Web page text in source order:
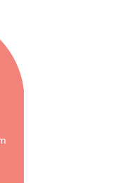
du commerce